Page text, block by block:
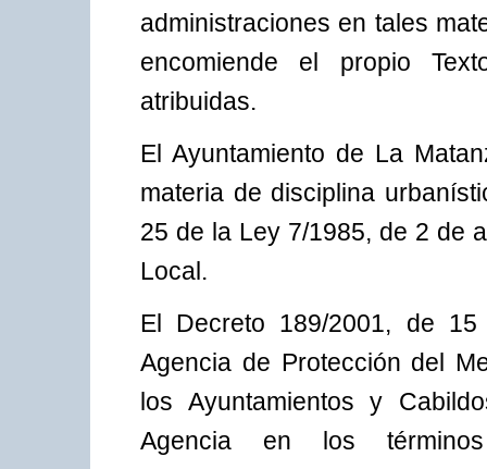
administraciones en tales
encomiende el propio
atribuidas.
El Ayuntamiento de La
materia de disciplina
25 de la Ley 7/1985, de 2 de
Local.
El Decreto 189/2001, de
Agencia de Protección del
los Ayuntamientos y
Agencia en los